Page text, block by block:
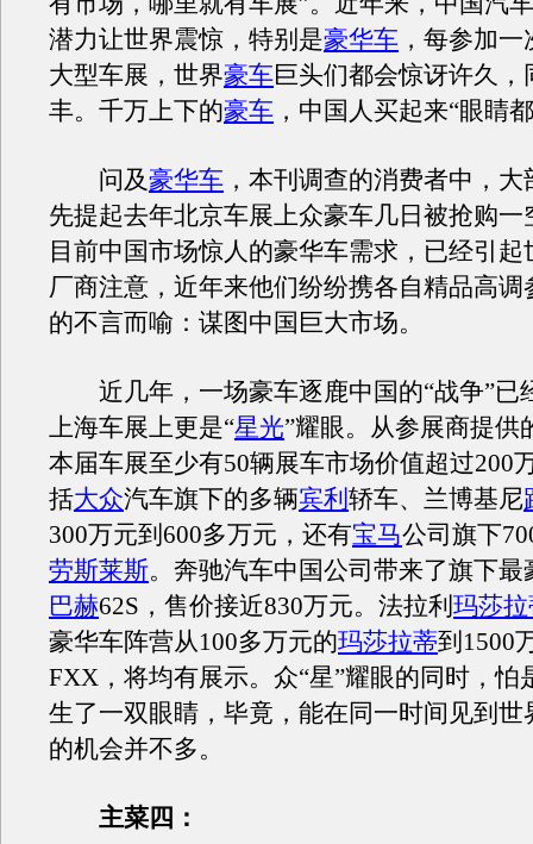
潜力让世界震惊，特别是豪华车 ，每参加
大型车展，世界豪车巨头们都会惊讶许久
丰。千万上下的豪车 ，中国人买起来“眼睛
问及豪华车 ，本刊调查的消费者中，
先提起去年北京车展上众豪车几日被抢购一
目前中国市场惊人的豪华车需求，已经引起
厂商注意，近年来他们纷纷携各自精品高调
的不言而喻：谋图中国巨大市场。
近几年，一场豪车逐鹿中国的“战争”已
上海车展上更是“星光”耀眼。从参展商提供
本届车展至少有50辆展车市场价值超过200
括大众汽车旗下的多辆宾利 轿车、兰博基尼
300万元到600多万元，还有宝马公司旗下
劳斯莱斯。奔驰汽车中国公司带来了旗下最
巴赫62S，售价接近830万元。法拉利 玛莎
豪华车阵营从100多万元的玛莎拉蒂到1500
FXX，将均有展示。众“星”耀眼的同时，怕
生了一双眼睛，毕竟，能在同一时间见到世
的机会并不多。
主菜四：